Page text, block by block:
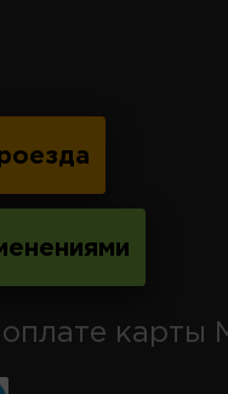
карты